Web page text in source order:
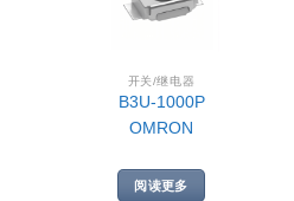
开关/继电器
B3U-1000P
OMRON
阅读更多